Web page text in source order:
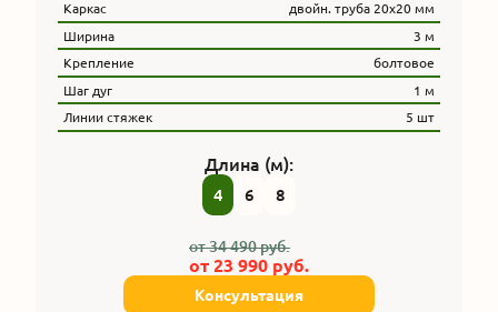
Каркас
двойн. труба 20x20 мм
Ширина
3 м
Крепление
болтовое
Шаг дуг
1 м
Линии стяжек
5 шт
Длина (м):
4 6 8
от34 490руб.
от 23 990 руб.
Консультация